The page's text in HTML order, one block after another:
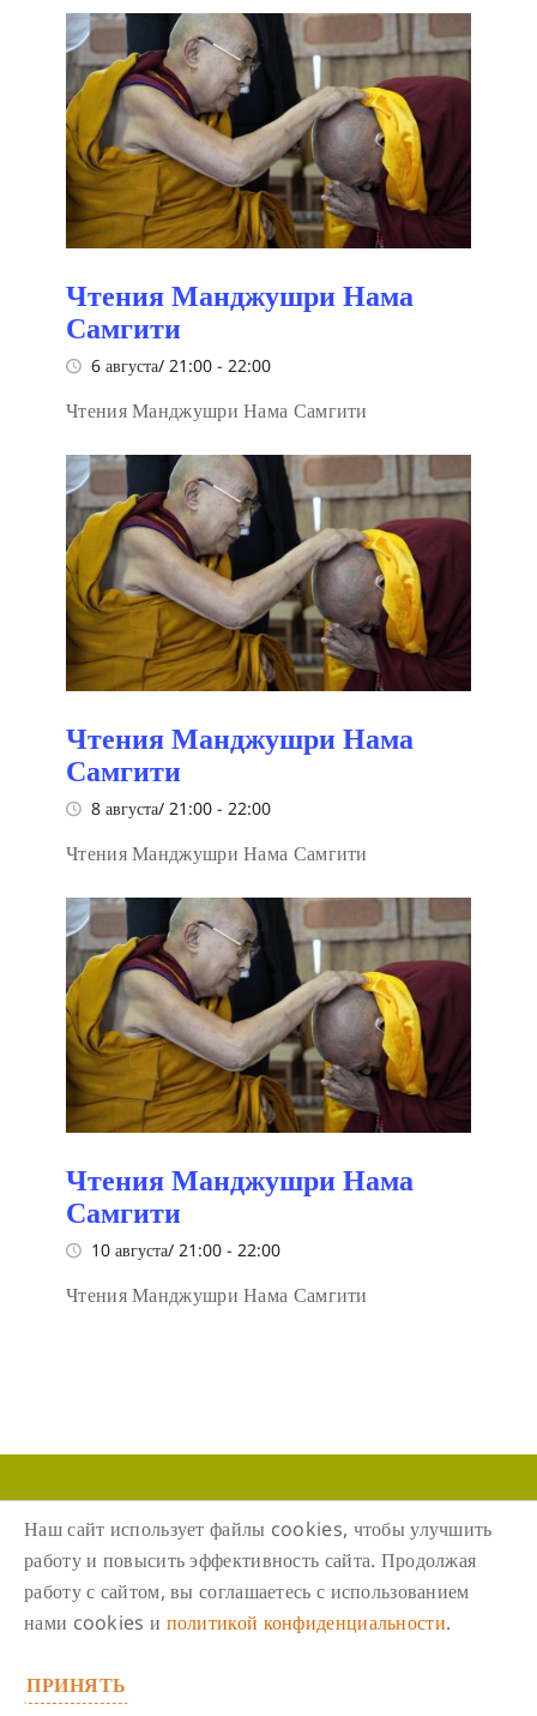
Чтения Манджушри Нама
Самгити
6 августа/ 21:00 - 22:00
Чтения Манджушри Нама Самгити
Чтения Манджушри Нама
Самгити
8 августа/ 21:00 - 22:00
Чтения Манджушри Нама Самгити
Чтения Манджушри Нама
Самгити
10 августа/ 21:00 - 22:00
Чтения Манджушри Нама Самгити
Следите за нами в соцсетях
Наш сайт использует файлы cookies, чтобы улучшить
работу и повысить эффективность сайта. Продолжая
работу с сайтом, вы соглашаетесь с использованием
нами cookies и политикой конфиденциальности.
ПРИНЯТЬ